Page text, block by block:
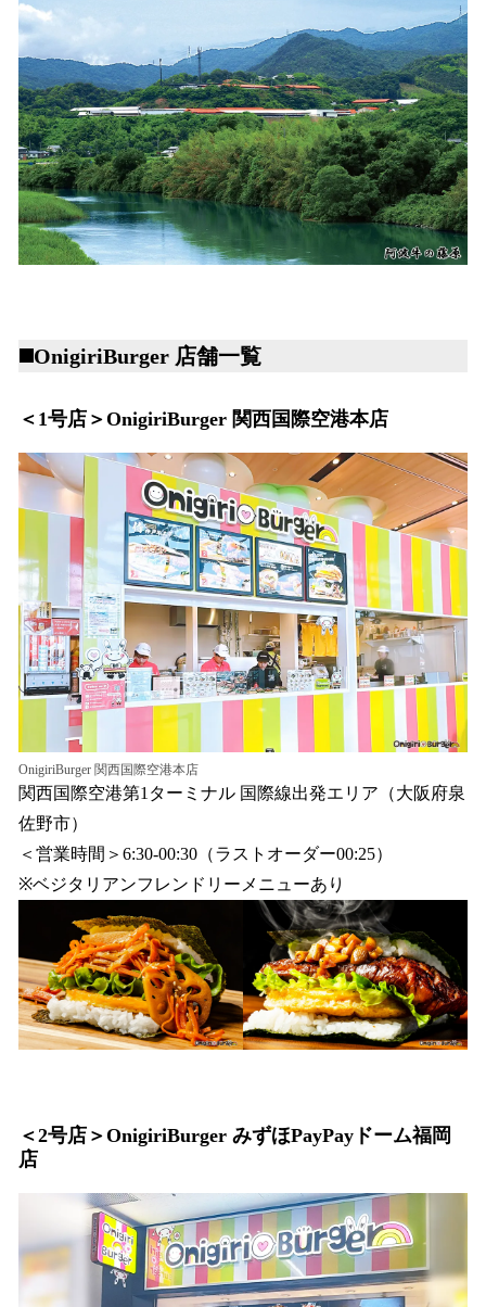
◼️OnigiriBurger 店舗一覧
＜1号店＞OnigiriBurger 関西国際空港本店
OnigiriBurger 関西国際空港本店
関西国際空港第1ターミナル 国際線出発エリア（大阪府泉
佐野市）
＜営業時間＞6:30-00:30（ラストオーダー00:25）
※ベジタリアンフレンドリーメニューあり
＜2号店＞OnigiriBurger みずほPayPayドーム福岡
店